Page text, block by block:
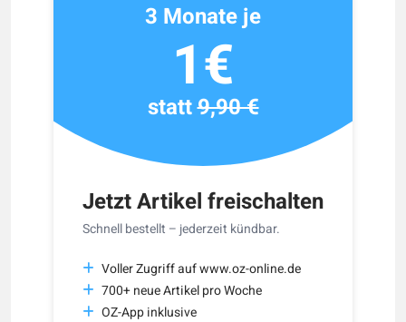
Jetzt Artikel freischalten
Schnell bestellt – jederzeit kündbar.
Voller Zugriff auf www.oz-online.de
700+ neue Artikel pro Woche
OZ-App inklusive
3 Monate je
1€
statt9,90 €